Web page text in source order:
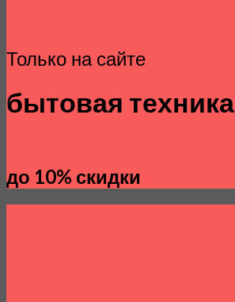
Только на сайте
бытовая техника
до 10% скидки